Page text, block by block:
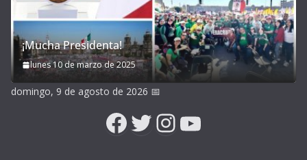
¡Mucha Presidenta!
lunes 10 de marzo de 2025
domingo, 9 de agosto de 2026 📅
Facebook
Twitter
Instagram
YouTube